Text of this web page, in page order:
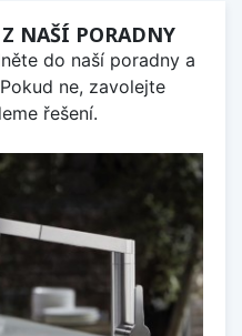
NAŠÍ PORADNY
do naší poradny a
ne, zavolejte
řešení.